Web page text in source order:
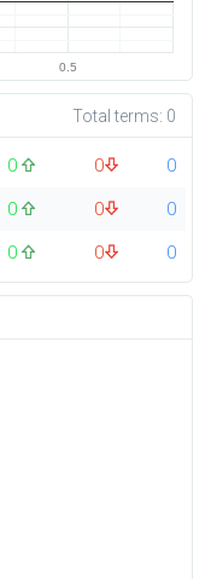
0.5
Total terms: 0
0 0
0
0 0
0
0 0 0